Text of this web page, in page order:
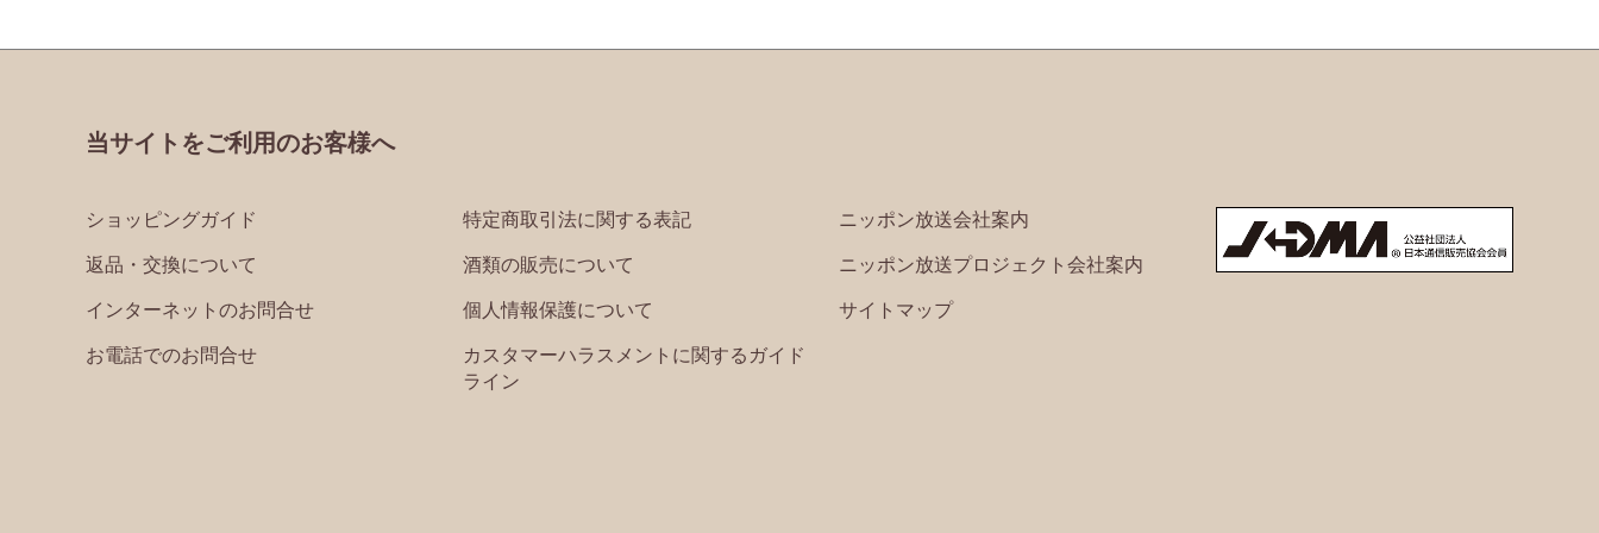
当サイトをご利用のお客様へ
ショッピングガイド
返品・交換について
インターネットのお問合せ
お電話でのお問合せ
特定商取引法に関する表記
酒類の販売について
個人情報保護について
カスタマーハラスメントに関するガイド
ライン
ニッポン放送会社案内
ニッポン放送プロジェクト会社案内
サイトマップ